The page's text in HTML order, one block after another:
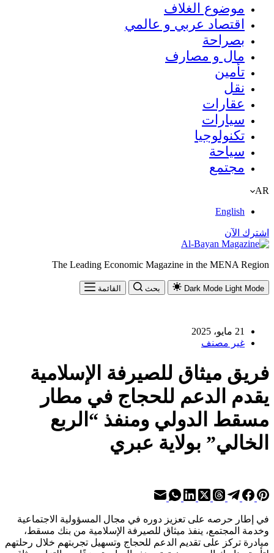
موضوع الغلاف
اقتصاد عربي و عالمي
بصراحة
مال و مصارف
تأمين
نقل
عقارات
سيارات
تكنولوجيا
سياحة
مجتمع
AR
English
اشترك الآن
The Leading Economic Magazine in the MENA Region
Dark Mode Light Mode بحث القائمة
21 مايو، 2025
غير مصنف
فريق ميثاق للصيرفة الإسلامية
يقدم الدعم للحجاج في مطار
مسقط الدولي ومنفذ “الربع
الخالي” بولاية عبري
في إطار حرصه على تعزيز دوره في مجال المسؤولية الاجتماعية
وخدمة المجتمع، ينفذ ميثاق للصيرفة الإسلامية من بنك مسقط،
مبادرة تركز على تقديم الدعم للحجاج وتسهيل تجربتهم خلال رحلتهم